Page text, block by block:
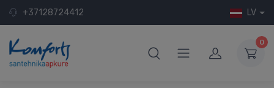
+37128724412 LV
0